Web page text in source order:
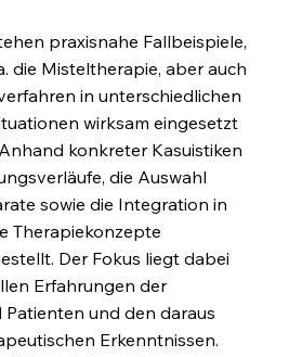
praxisnahe Fallbeispiele,
die Misteltherapie, aber auch
in unterschiedlichen
wirksam eingesetzt
konkreter Kasuistiken
die Auswahl
sowie die Integration in
Therapiekonzepte
Der Fokus liegt dabei
Erfahrungen der
und den daraus
Erkenntnissen.